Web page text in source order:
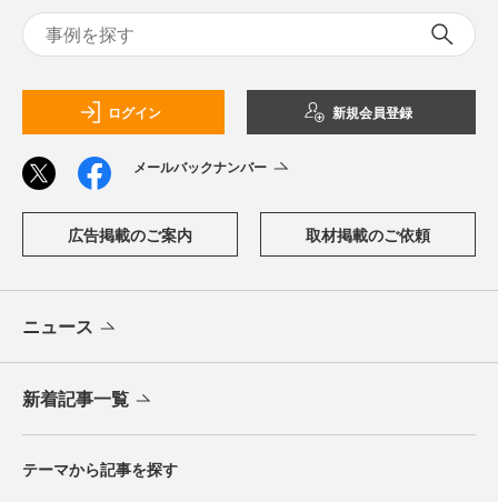
ログイン 新規会員登録
メールバックナンバー
広告掲載のご案内 取材掲載のご依頼
ニュース
新着記事一覧
テーマから記事を探す